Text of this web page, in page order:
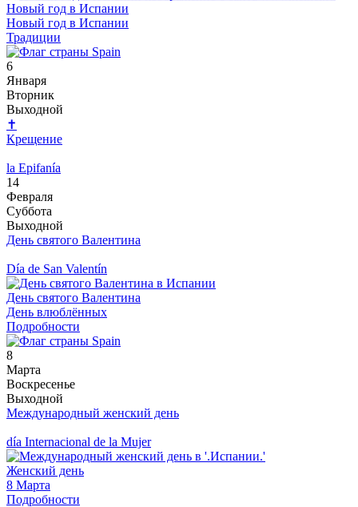
Новый год в Испании
Новый год в Испании
Традиции
6
Января
Вторник
Выходной
✝
Крещение
la Epifanía
14
Февраля
Суббота
Выходной
День святого Валентина
Día de San Valentín
День святого Валентина
День влюблённых
Подробности
8
Марта
Воскресенье
Выходной
Международный женский день
día Internacional de la Mujer
Женский день
8 Марта
Подробности